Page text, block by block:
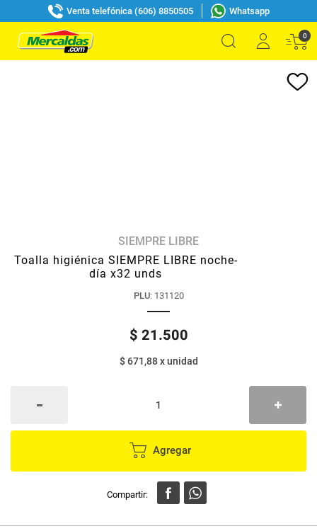
Venta telefónica (606) 8850505 Whatsapp
0
SIEMPRE LIBRE
Toalla higiénica SIEMPRE LIBRE noche-
día x32 unds
PLU: 131120
$ 21.500
$ 671,88xunidad
Agregar